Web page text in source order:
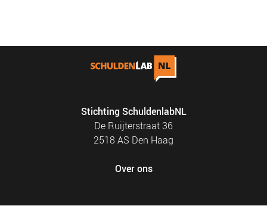
Stichting SchuldenlabNL
De Ruijterstraat 36
2518 AS Den Haag
Over ons